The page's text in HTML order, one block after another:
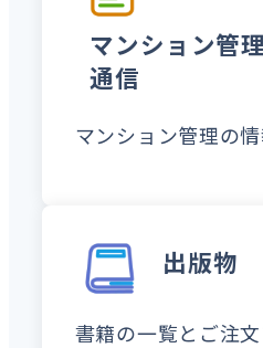
マンション管
通信
マンション管理の
出版物
書籍の一覧とご注